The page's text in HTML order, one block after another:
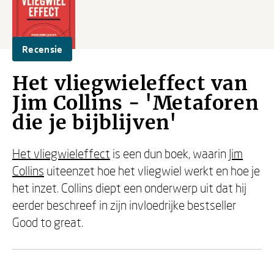
Recensie
Het vliegwieleffect van
Jim Collins - 'Metaforen
die je bijblijven'
Het vliegwieleffect is een dun boek, waarin Jim
Collins uiteenzet hoe het vliegwiel werkt en hoe je
het inzet. Collins diept een onderwerp uit dat hij
eerder beschreef in zijn invloedrijke bestseller
Good to great.